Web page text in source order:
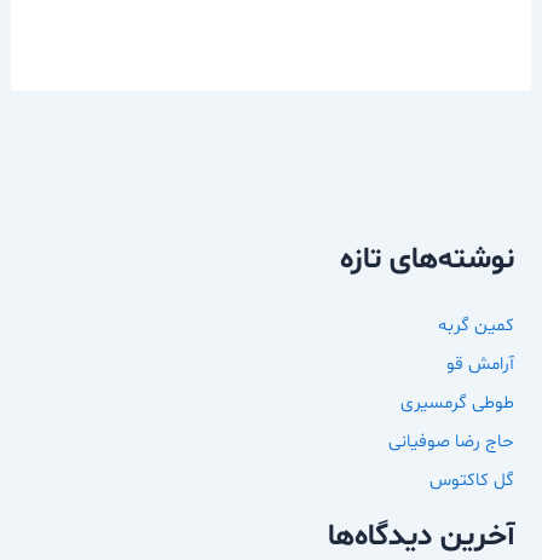
نوشته‌های تازه
کمین گربه
آرامش قو
طوطی گرمسیری
حاج رضا صوفیانی
گل کاکتوس
آخرین دیدگاه‌ها